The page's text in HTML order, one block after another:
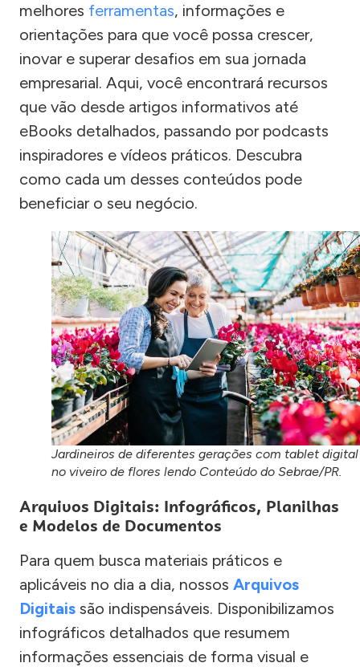
melhores ferramentas, informações e
orientações para que você possa crescer,
inovar e superar desafios em sua jornada
empresarial. Aqui, você encontrará recursos
que vão desde artigos informativos até
eBooks detalhados, passando por podcasts
inspiradores e vídeos práticos. Descubra
como cada um desses conteúdos pode
beneficiar o seu negócio.
Jardineiros de diferentes gerações com tablet digital
no viveiro de flores lendo Conteúdo do Sebrae/PR.
Arquivos Digitais: Infográficos, Planilhas
e Modelos de Documentos
Para quem busca materiais práticos e
aplicáveis no dia a dia, nossos Arquivos
Digitais são indispensáveis. Disponibilizamos
infográficos detalhados que resumem
informações essenciais de forma visual e